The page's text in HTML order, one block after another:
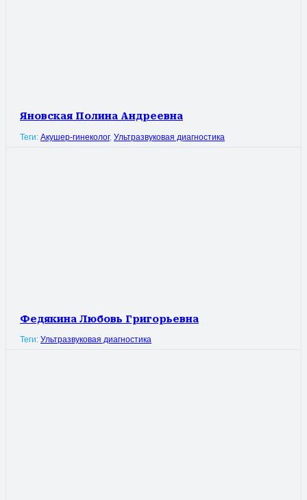
Яновская Полина Андреевна
Теги: Акушер-гинеколог, Ультразвуковая диагностика
Федякина Любовь Григорьевна
Теги: Ультразвуковая диагностика